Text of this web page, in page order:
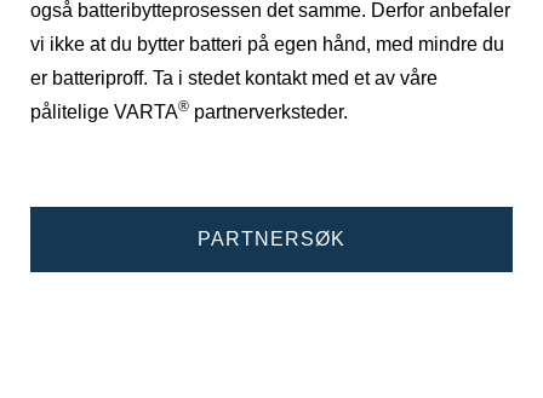
også batteribytteprosessen det samme. Derfor anbefaler
vi ikke at du bytter batteri på egen hånd, med mindre du
er batteriproff. Ta i stedet kontakt med et av våre
pålitelige VARTA® partnerverksteder.
PARTNERSØK